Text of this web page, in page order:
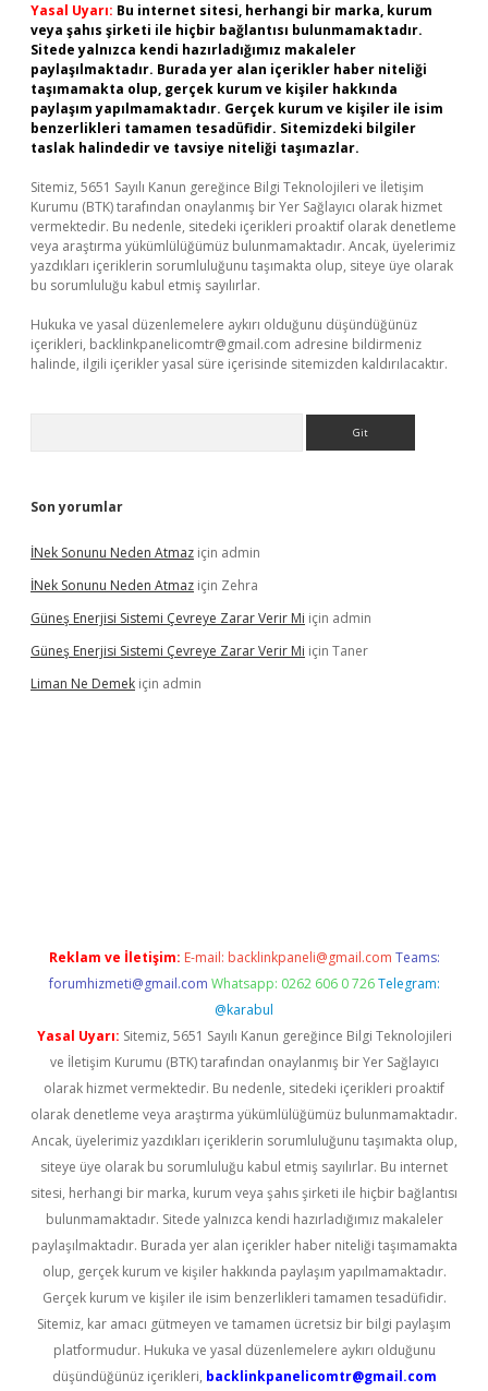
Yasal Uyarı: Bu internet sitesi, herhangi bir marka, kurum
veya şahıs şirketi ile hiçbir bağlantısı bulunmamaktadır.
Sitede yalnızca kendi hazırladığımız makaleler
paylaşılmaktadır. Burada yer alan içerikler haber niteliği
taşımamakta olup, gerçek kurum ve kişiler hakkında
paylaşım yapılmamaktadır. Gerçek kurum ve kişiler ile isim
benzerlikleri tamamen tesadüfidir. Sitemizdeki bilgiler
taslak halindedir ve tavsiye niteliği taşımazlar.
Sitemiz, 5651 Sayılı Kanun gereğince Bilgi Teknolojileri ve İletişim
Kurumu (BTK) tarafından onaylanmış bir Yer Sağlayıcı olarak hizmet
vermektedir. Bu nedenle, sitedeki içerikleri proaktif olarak denetleme
veya araştırma yükümlülüğümüz bulunmamaktadır. Ancak, üyelerimiz
yazdıkları içeriklerin sorumluluğunu taşımakta olup, siteye üye olarak
bu sorumluluğu kabul etmiş sayılırlar.
Hukuka ve yasal düzenlemelere aykırı olduğunu düşündüğünüz
içerikleri, backlinkpanelicomtr@gmail.com adresine bildirmeniz
halinde, ilgili içerikler yasal süre içerisinde sitemizden kaldırılacaktır.
Son yorumlar
İNek Sonunu Neden Atmaz için admin
İNek Sonunu Neden Atmaz için Zehra
Güneş Enerjisi Sistemi Çevreye Zarar Verir Mi için admin
Güneş Enerjisi Sistemi Çevreye Zarar Verir Mi için Taner
Liman Ne Demek için admin
Reklam ve İletişim: E-mail: backlinkpaneli@gmail.com Teams:
forumhizmeti@gmail.com Whatsapp: 0262 606 0 726 Telegram:
@karabul
Yasal Uyarı: Sitemiz, 5651 Sayılı Kanun gereğince Bilgi Teknolojileri
ve İletişim Kurumu (BTK) tarafından onaylanmış bir Yer Sağlayıcı
olarak hizmet vermektedir. Bu nedenle, sitedeki içerikleri proaktif
olarak denetleme veya araştırma yükümlülüğümüz bulunmamaktadır.
Ancak, üyelerimiz yazdıkları içeriklerin sorumluluğunu taşımakta olup,
siteye üye olarak bu sorumluluğu kabul etmiş sayılırlar. Bu internet
sitesi, herhangi bir marka, kurum veya şahıs şirketi ile hiçbir bağlantısı
bulunmamaktadır. Sitede yalnızca kendi hazırladığımız makaleler
paylaşılmaktadır. Burada yer alan içerikler haber niteliği taşımamakta
olup, gerçek kurum ve kişiler hakkında paylaşım yapılmamaktadır.
Gerçek kurum ve kişiler ile isim benzerlikleri tamamen tesadüfidir.
Sitemiz, kar amacı gütmeyen ve tamamen ücretsiz bir bilgi paylaşım
platformudur. Hukuka ve yasal düzenlemelere aykırı olduğunu
düşündüğünüz içerikleri, backlinkpanelicomtr@gmail.com